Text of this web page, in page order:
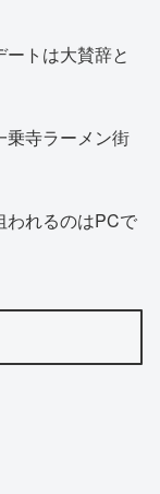
トは大賛辞と
乗寺ラーメン街
れるのはPCで